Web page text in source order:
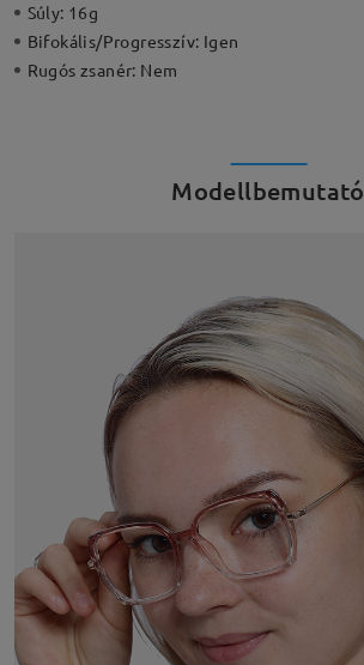
Súly: 16g
Bifokális/Progresszív: Igen
Rugós zsanér: Nem
Modellbemutató